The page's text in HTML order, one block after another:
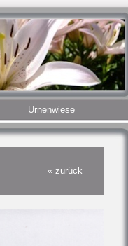
Urnenwiese
« zurück